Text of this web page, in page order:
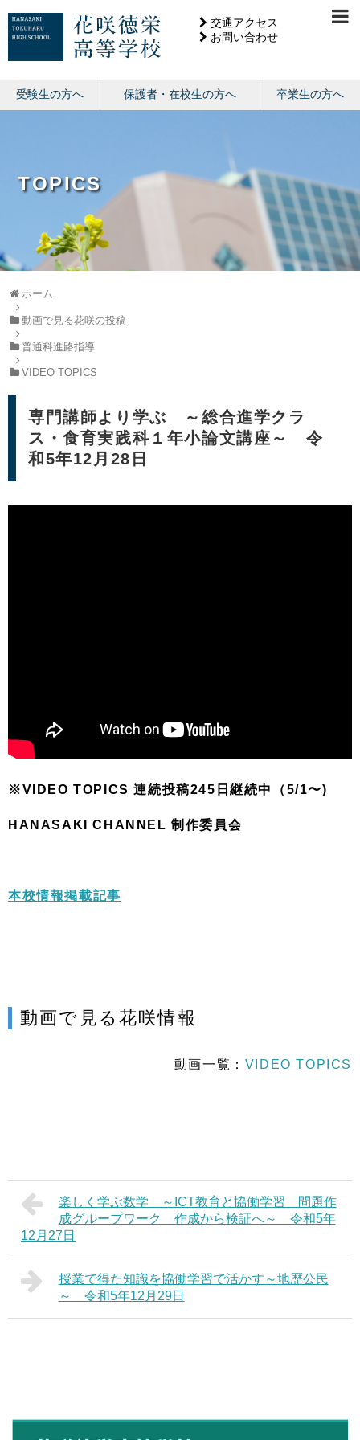
交通アクセス
お問い合わせ
受験生の方へ 保護者・在校生の方へ 卒業生の方へ
TOPICS
ホーム
動画で見る花咲の投稿
普通科進路指導
VIDEO TOPICS
専門講師より学ぶ ～総合進学クラ
ス・食育実践科１年小論文講座～ 令
和5年12月28日
※VIDEO TOPICS 連続投稿245 日継続中（5/1〜)
HANASAKI CHANNEL 制作委員会
本校情報掲載記事
動画で見る花咲情報
動画一覧： VIDEO TOPICS
楽しく学ぶ数学 ～ICT教育と協働学習 問題作
成グループワーク 作成から検証へ～ 令和5年
12月27日
授業で得た知識を協働学習で活かす～地歴公民
～ 令和5年12月29日